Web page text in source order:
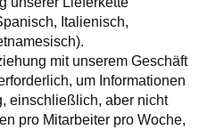
Italienisch,
mit unserem Geschäft
um Informationen
einschließlich, aber nicht
pro Mitarbeiter pro Woche,